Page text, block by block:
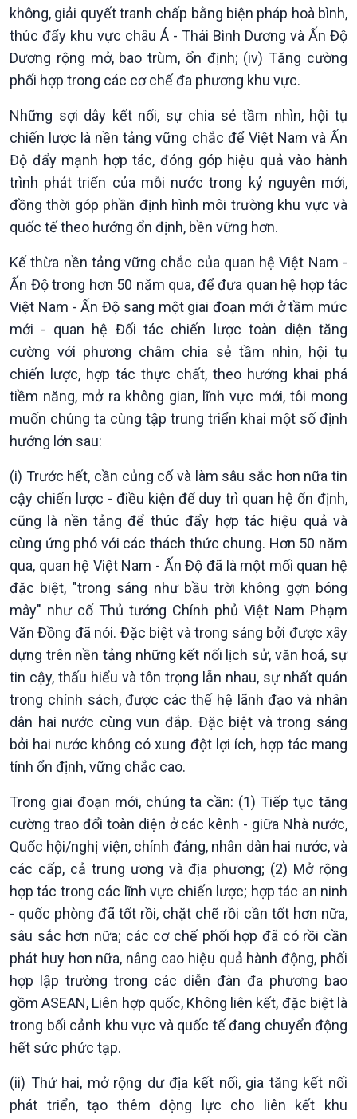
Văn hoá & Du lịch
Tin Văn hoá & Du lịch
Chát với người nổi tiếng
Câu chuyện Thể thao
Multimedia
Ảnh
Video
Infographic
E-Magazine
không, giải quyết tranh chấp bằng biện pháp hoà bình,
thúc đẩy khu vực châu Á - Thái Bình Dương và Ấn Độ
Dương rộng mở, bao trùm, ổn định; (iv) Tăng cường
phối hợp trong các cơ chế đa phương khu vực.
Những sợi dây kết nối, sự chia sẻ tầm nhìn, hội tụ
chiến lược là nền tảng vững chắc để Việt Nam và Ấn
Độ đẩy mạnh hợp tác, đóng góp hiệu quả vào hành
trình phát triển của mỗi nước trong kỷ nguyên mới,
đồng thời góp phần định hình môi trường khu vực và
quốc tế theo hướng ổn định, bền vững hơn.
Kế thừa nền tảng vững chắc của quan hệ Việt Nam -
Ấn Độ trong hơn 50 năm qua, để đưa quan hệ hợp tác
Việt Nam - Ấn Độ sang một giai đoạn mới ở tầm mức
mới - quan hệ Đối tác chiến lược toàn diện tăng
cường với phương châm chia sẻ tầm nhìn, hội tụ
chiến lược, hợp tác thực chất, theo hướng khai phá
tiềm năng, mở ra không gian, lĩnh vực mới, tôi mong
muốn chúng ta cùng tập trung triển khai một số định
hướng lớn sau:
(i) Trước hết, cần củng cố và làm sâu sắc hơn nữa tin
cậy chiến lược - điều kiện để duy trì quan hệ ổn định,
cũng là nền tảng để thúc đẩy hợp tác hiệu quả và
cùng ứng phó với các thách thức chung. Hơn 50 năm
qua, quan hệ Việt Nam - Ấn Độ đã là một mối quan hệ
đặc biệt, "trong sáng như bầu trời không gợn bóng
mây" như cố Thủ tướng Chính phủ Việt Nam Phạm
Văn Đồng đã nói. Đặc biệt và trong sáng bởi được xây
dựng trên nền tảng những kết nối lịch sử, văn hoá, sự
tin cậy, thấu hiểu và tôn trọng lẫn nhau, sự nhất quán
trong chính sách, được các thế hệ lãnh đạo và nhân
dân hai nước cùng vun đắp. Đặc biệt và trong sáng
bởi hai nước không có xung đột lợi ích, hợp tác mang
tính ổn định, vững chắc cao.
Trong giai đoạn mới, chúng ta cần: (1) Tiếp tục tăng
cường trao đổi toàn diện ở các kênh - giữa Nhà nước,
Quốc hội/nghị viện, chính đảng, nhân dân hai nước, và
các cấp, cả trung ương và địa phương; (2) Mở rộng
hợp tác trong các lĩnh vực chiến lược; hợp tác an ninh
- quốc phòng đã tốt rồi, chặt chẽ rồi cần tốt hơn nữa,
sâu sắc hơn nữa; các cơ chế phối hợp đã có rồi cần
phát huy hơn nữa, nâng cao hiệu quả hành động, phối
hợp lập trường trong các diễn đàn đa phương bao
gồm ASEAN, Liên hợp quốc, Không liên kết, đặc biệt là
trong bối cảnh khu vực và quốc tế đang chuyển động
hết sức phức tạp.
(ii) Thứ hai, mở rộng dư địa kết nối, gia tăng kết nối
phát triển, tạo thêm động lực cho liên kết khu